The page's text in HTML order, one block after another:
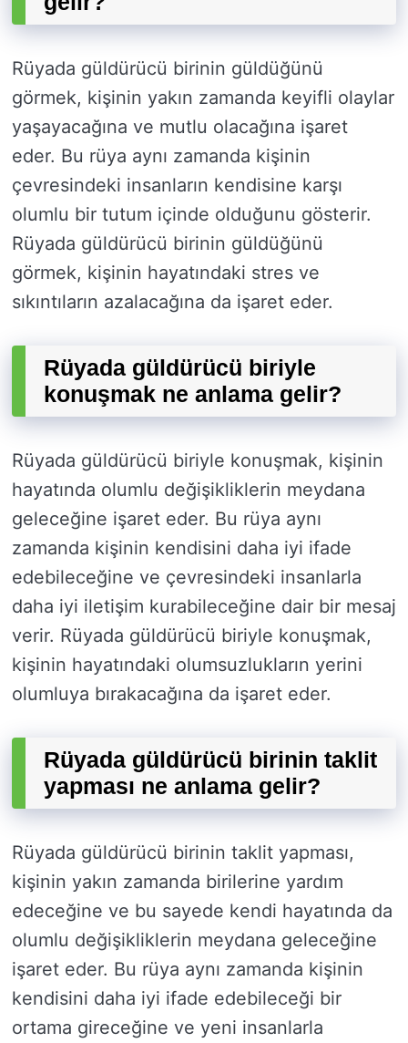
Rüyada güldürücü birinin güldüğünü
görmek, kişinin yakın zamanda keyifli olaylar
yaşayacağına ve mutlu olacağına işaret
eder. Bu rüya aynı zamanda kişinin
çevresindeki insanların kendisine karşı
olumlu bir tutum içinde olduğunu gösterir.
Rüyada güldürücü birinin güldüğünü
görmek, kişinin hayatındaki stres ve
sıkıntıların azalacağına da işaret eder.
Rüyada güldürücü biriyle
konuşmak ne anlama gelir?
Rüyada güldürücü biriyle konuşmak, kişinin
hayatında olumlu değişikliklerin meydana
geleceğine işaret eder. Bu rüya aynı
zamanda kişinin kendisini daha iyi ifade
edebileceğine ve çevresindeki insanlarla
daha iyi iletişim kurabileceğine dair bir mesaj
verir. Rüyada güldürücü biriyle konuşmak,
kişinin hayatındaki olumsuzlukların yerini
olumluya bırakacağına da işaret eder.
Rüyada güldürücü birinin taklit
yapması ne anlama gelir?
Rüyada güldürücü birinin taklit yapması,
kişinin yakın zamanda birilerine yardım
edeceğine ve bu sayede kendi hayatında da
olumlu değişikliklerin meydana geleceğine
işaret eder. Bu rüya aynı zamanda kişinin
kendisini daha iyi ifade edebileceği bir
ortama gireceğine ve yeni insanlarla